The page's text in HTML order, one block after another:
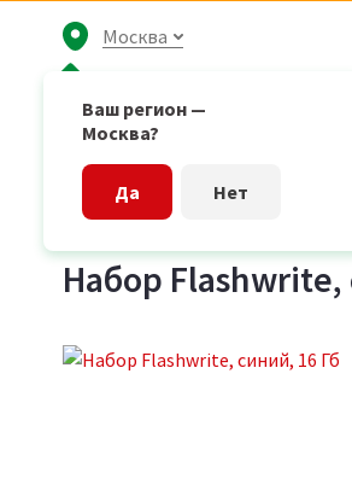
Москва
Ваш регион —
Москва?
Да Нет
Главная страница
Набор Flashwrite,